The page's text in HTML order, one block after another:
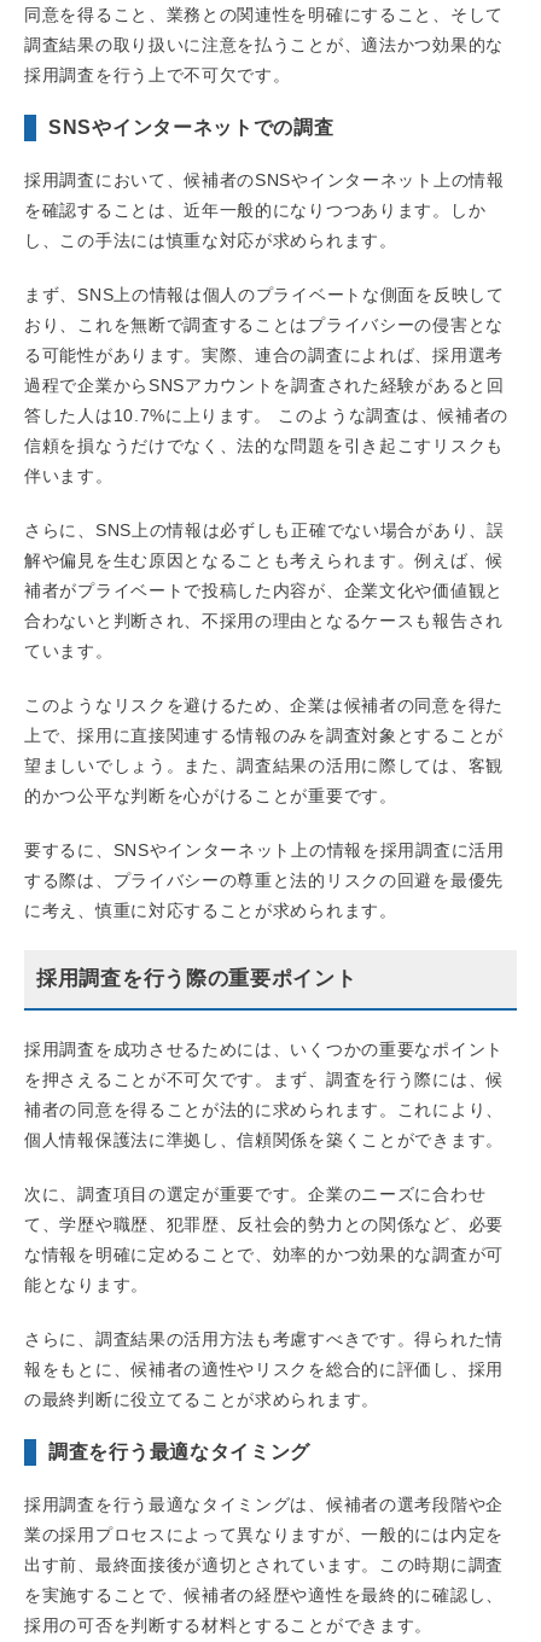
同意を得ること、業務との関連性を明確にすること、そして
調査結果の取り扱いに注意を払うことが、適法かつ効果的な
採用調査を行う上で不可欠です。
SNSやインターネットでの調査
採用調査において、候補者のSNSやインターネット上の情報
を確認することは、近年一般的になりつつあります。しか
し、この手法には慎重な対応が求められます。
まず、SNS上の情報は個人のプライベートな側面を反映して
おり、これを無断で調査することはプライバシーの侵害とな
る可能性があります。実際、連合の調査によれば、採用選考
過程で企業からSNSアカウントを調査された経験があると回
答した人は10.7%に上ります。 このような調査は、候補者の
信頼を損なうだけでなく、法的な問題を引き起こすリスクも
伴います。
さらに、SNS上の情報は必ずしも正確でない場合があり、誤
解や偏見を生む原因となることも考えられます。例えば、候
補者がプライベートで投稿した内容が、企業文化や価値観と
合わないと判断され、不採用の理由となるケースも報告され
ています。
このようなリスクを避けるため、企業は候補者の同意を得た
上で、採用に直接関連する情報のみを調査対象とすることが
望ましいでしょう。また、調査結果の活用に際しては、客観
的かつ公平な判断を心がけることが重要です。
要するに、SNSやインターネット上の情報を採用調査に活用
する際は、プライバシーの尊重と法的リスクの回避を最優先
に考え、慎重に対応することが求められます。
採用調査を行う際の重要ポイント
採用調査を成功させるためには、いくつかの重要なポイント
を押さえることが不可欠です。まず、調査を行う際には、候
補者の同意を得ることが法的に求められます。これにより、
個人情報保護法に準拠し、信頼関係を築くことができます。
次に、調査項目の選定が重要です。企業のニーズに合わせ
て、学歴や職歴、犯罪歴、反社会的勢力との関係など、必要
な情報を明確に定めることで、効率的かつ効果的な調査が可
能となります。
さらに、調査結果の活用方法も考慮すべきです。得られた情
報をもとに、候補者の適性やリスクを総合的に評価し、採用
の最終判断に役立てることが求められます。
調査を行う最適なタイミング
採用調査を行う最適なタイミングは、候補者の選考段階や企
業の採用プロセスによって異なりますが、一般的には内定を
出す前、最終面接後が適切とされています。この時期に調査
を実施することで、候補者の経歴や適性を最終的に確認し、
採用の可否を判断する材料とすることができます。